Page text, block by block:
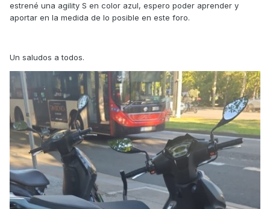
estrené una agility S en color azul, espero poder aprender y
aportar en la medida de lo posible en este foro.
Un saludos a todos.